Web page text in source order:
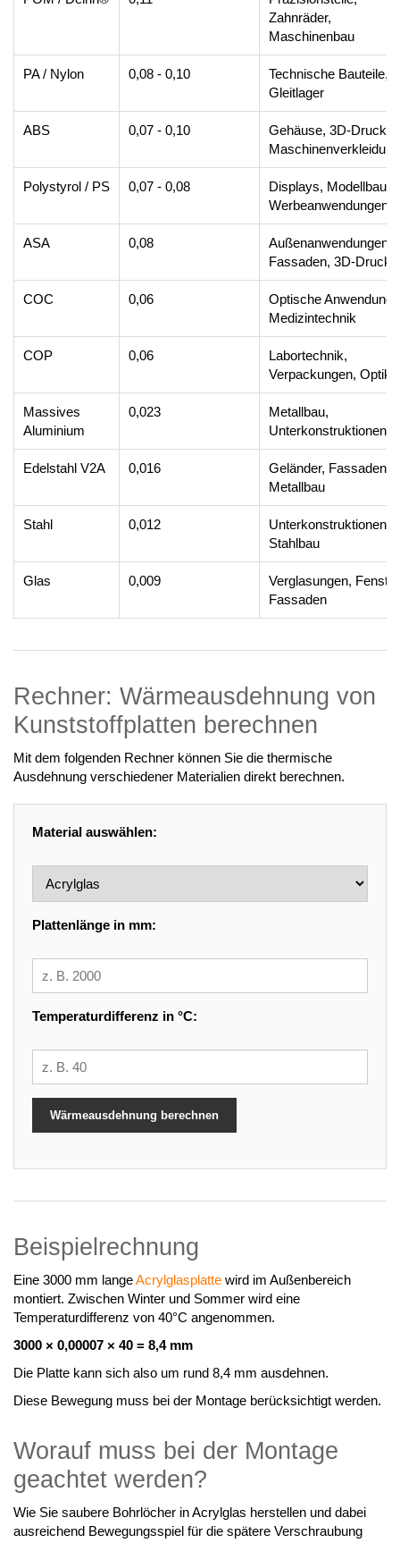
Zahnräder,
Maschinenbau
PA / Nylon 0,08 - 0,10
Technische Bauteile,
Gleitlager
ABS 0,07 - 0,10
Gehäuse, 3D-Druck,
Polystyrol / PS 0,07 - 0,08
Displays, Modellbau,
Werbeanwendungen
ASA 0,08
Außenanwendungen,
Fassaden, 3D-Druck
COC 0,06
Optische
Medizintechnik
COP 0,06
Labortechnik,
Verpackungen, Optik
Massives
Aluminium
0,023
Metallbau,
Unterkonstruktionen
Edelstahl V2A 0,016
Geländer, Fassaden,
Metallbau
Stahl 0,012
Unterkonstruktionen,
Stahlbau
Glas 0,009
Verglasungen,
Fassaden
Rechner: Wärmeausdehnung von
Kunststoffplatten berechnen
Mit dem folgenden Rechner können Sie die thermische
Ausdehnung verschiedener Materialien direkt berechnen.
Material auswählen:
Plattenlänge in mm:
Temperaturdifferenz in °C:
Wärmeausdehnung berechnen
Beispielrechnung
Eine 3000 mm langeAcrylglasplatte wird im Außenbereich
montiert. Zwischen Winter und Sommer wird eine
Temperaturdifferenz von 40°C angenommen.
3000 × 0,00007 × 40 = 8,4 mm
Die Platte kann sich also um rund 8,4 mm ausdehnen.
Diese Bewegung muss bei der Montage berücksichtigt werden.
Worauf muss bei der Montage
geachtet werden?
Wie Sie saubere Bohrlöcher in Acrylglas herstellen und dabei
ausreichend Bewegungsspiel für die spätere Verschraubung